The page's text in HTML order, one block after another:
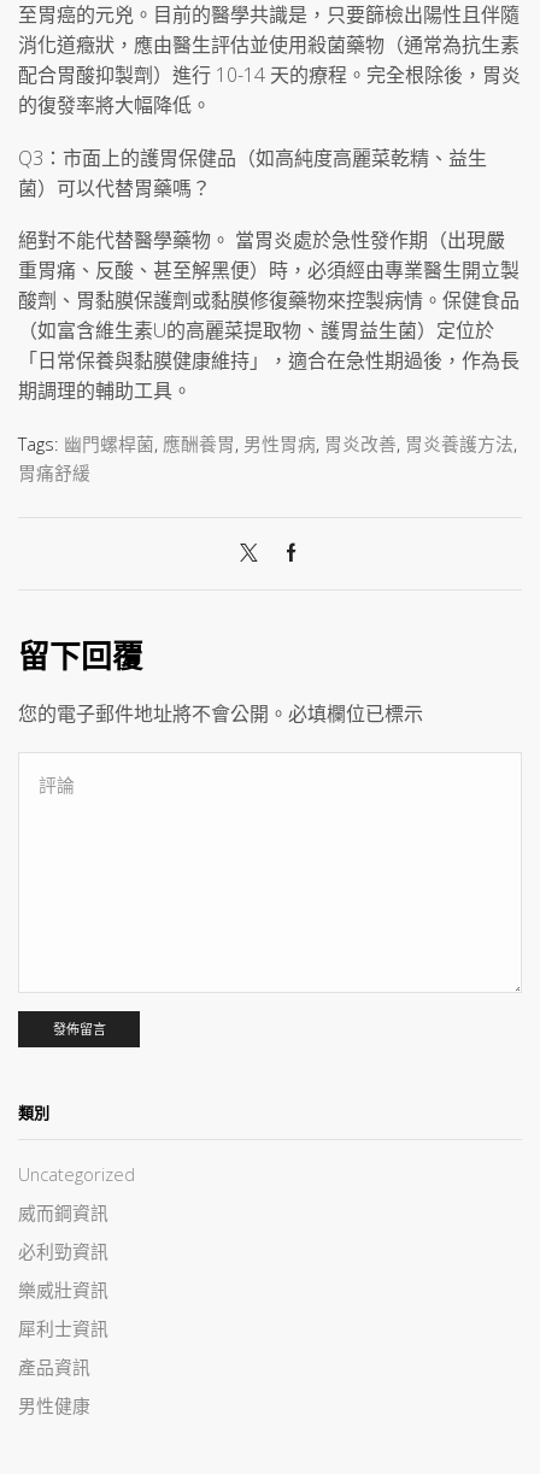
至胃癌的元兇。目前的醫學共識是，只要篩檢出陽性且伴隨
消化道癥狀，應由醫生評估並使用殺菌藥物（通常為抗生素
配合胃酸抑製劑）進行 10-14 天的療程。完全根除後，胃炎
的復發率將大幅降低。
Q3：市面上的護胃保健品（如高純度高麗菜乾精、益生
菌）可以代替胃藥嗎？
絕對不能代替醫學藥物。 當胃炎處於急性發作期（出現嚴
重胃痛、反酸、甚至解黑便）時，必須經由專業醫生開立製
酸劑、胃黏膜保護劑或黏膜修復藥物來控製病情。保健食品
（如富含維生素U的高麗菜提取物、護胃益生菌）定位於
「日常保養與黏膜健康維持」，適合在急性期過後，作為長
期調理的輔助工具。
Tags: 幽門螺桿菌, 應酬養胃, 男性胃病, 胃炎改善, 胃炎養護方法,
胃痛舒緩
留下回覆
您的電子郵件地址將不會公開。必填欄位已標示
類別
Uncategorized
威而鋼資訊
必利勁資訊
樂威壯資訊
犀利士資訊
產品資訊
男性健康